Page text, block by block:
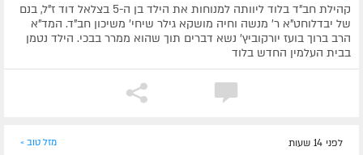
קהילת חב"ד בלוד ליוותה למנוחות את הילד בן ה-5 בצלאל דוד ז"ל, בנם
של יבדלוחט"א ר' מנשה וחיה מושקא גילר שיחי' משיכון חב"ד. המד"א
הרב ברוך בועז יורקוביץ' נשא דברים תוך שהוא ממרר בבכי. הילד נטמן
בבית העלמין החדש בלוד
לפני 14 שעות מזל טוב »